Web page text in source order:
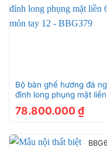
Bộ bàn ghế hương đá
đỉnh long phụng mặt
78.800.000 ₫